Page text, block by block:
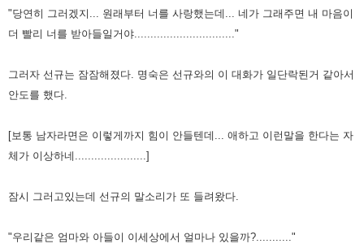
"당연히 그러겠지... 원래부터 너를 사랑했는데... 네가 그래주면 내 마음이
더 빨리 너를 받아들일거야..............................."
그러자 선규는 잠잠해졌다. 명숙은 선규와의 이 대화가 일단락된거 같아서
안도를 했다.
[보통 남자라면은 이렇게까지 힘이 안들텐데... 애하고 이런말을 한다는 자
체가 이상하네......................]
잠시 그러고있는데 선규의 말소리가 또 들려왔다.
"우리같은 엄마와 아들이 이세상에서 얼마나 있을까?..........."